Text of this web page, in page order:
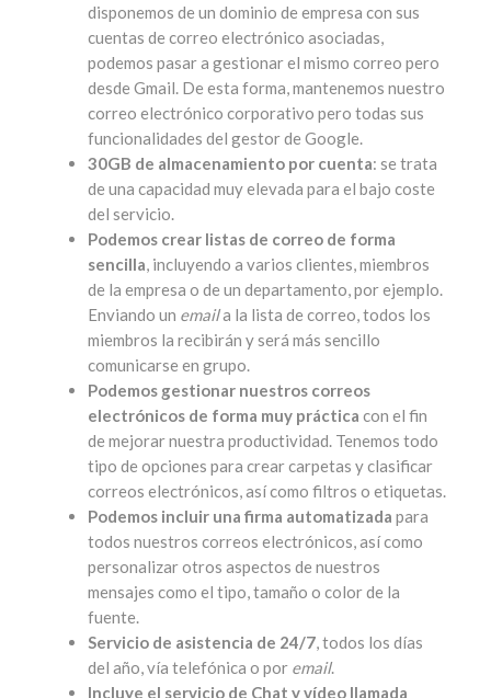
disponemos de un dominio de empresa con sus
cuentas de correo electrónico asociadas,
podemos pasar a gestionar el mismo correo pero
desde Gmail. De esta forma, mantenemos nuestro
correo electrónico corporativo pero todas sus
funcionalidades del gestor de Google.
30GB de almacenamiento por cuenta: se trata
de una capacidad muy elevada para el bajo coste
del servicio.
Podemos crear listas de correo de forma
sencilla, incluyendo a varios clientes, miembros
de la empresa o de un departamento, por ejemplo.
Enviando un emaila la lista de correo, todos los
miembros la recibirán y será más sencillo
comunicarse en grupo.
Podemos gestionar nuestros correos
electrónicos de forma muy práctica con el fin
de mejorar nuestra productividad. Tenemos todo
tipo de opciones para crear carpetas y clasificar
correos electrónicos, así como filtros o etiquetas.
Podemos incluir una firma automatizada para
todos nuestros correos electrónicos, así como
personalizar otros aspectos de nuestros
mensajes como el tipo, tamaño o color de la
fuente.
Servicio de asistencia de 24/7, todos los días
del año, vía telefónica o por email.
Incluye el servicio de Chat y vídeo llamada